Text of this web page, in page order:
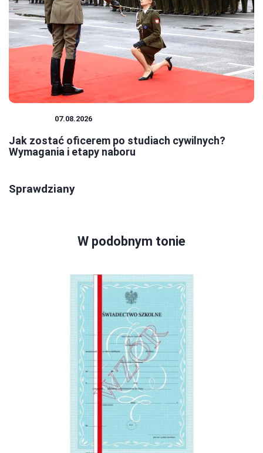
07.08.2026
Jak zostać oficerem po studiach cywilnych?
Wymagania i etapy naboru
Sprawdziany
W podobnym tonie